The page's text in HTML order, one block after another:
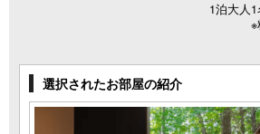
1泊大人1
※
選択されたお部屋の紹介